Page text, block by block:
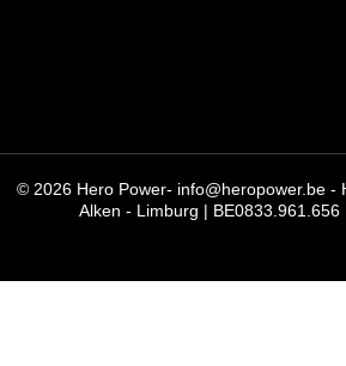
© 2026 Hero Power- info@heropower.be-
Alken - Limburg | BE0833.961.656